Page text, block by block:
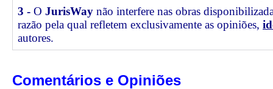
3 - O JurisWay não interfere nas obras
razão pela qual refletem exclusivamente as opiniões,
autores.
Comentários e Opiniões